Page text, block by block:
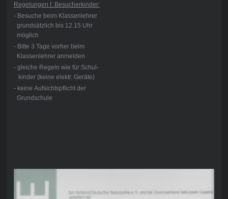
Regelungen f. Besucherkinder:
- Besuche beim Klassenlehrer
grundsätzlich bis 12.15 Uhr
möglich
- Bitte 3 Tage vorher beim
Klassenlehrer anmelden
- gleiche Regeln wie für Schul-
kinder (keine elektr. Geräte)
- keine Aufsichtspflicht der
Grundschule